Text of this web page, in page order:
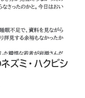
ズミ・ハクビシ